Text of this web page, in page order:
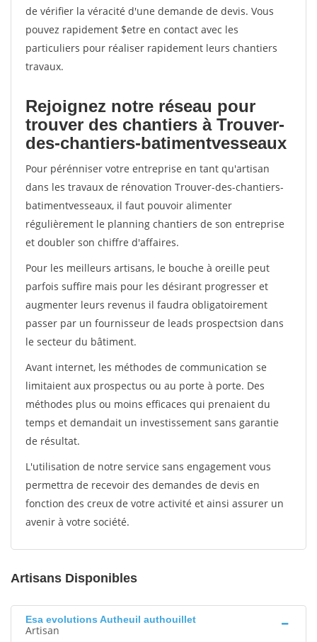
de vérifier la véracité d'une demande de devis. Vous
pouvez rapidement $etre en contact avec les
particuliers pour réaliser rapidement leurs chantiers
travaux.
Rejoignez notre réseau pour
trouver des chantiers à Trouver-
des-chantiers-batimentvesseaux
Pour pérénniser votre entreprise en tant qu'artisan
dans les travaux de rénovation Trouver-des-chantiers-
batimentvesseaux, il faut pouvoir alimenter
régulièrement le planning chantiers de son entreprise
et doubler son chiffre d'affaires.
Pour les meilleurs artisans, le bouche à oreille peut
parfois suffire mais pour les désirant progresser et
augmenter leurs revenus il faudra obligatoirement
passer par un fournisseur de leads prospectsion dans
le secteur du bâtiment.
Avant internet, les méthodes de communication se
limitaient aux prospectus ou au porte à porte. Des
méthodes plus ou moins efficaces qui prenaient du
temps et demandait un investissement sans garantie
de résultat.
L'utilisation de notre service sans engagement vous
permettra de recevoir des demandes de devis en
fonction des creux de votre activité et ainsi assurer un
avenir à votre société.
Artisans Disponibles
Esa evolutions Autheuil authouillet
Artisan